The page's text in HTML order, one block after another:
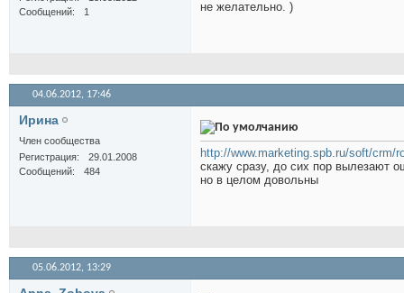
Сообщений
1
не желательно. )
04.06.2012, 17:46
Иринa
Член сообщества
Регистрация
29.01.2008
Сообщений
484
http://www.marketing.spb.ru/soft/crm/
скажу сразу, до сих пор вылезают
но в целом довольны
05.06.2012, 13:29